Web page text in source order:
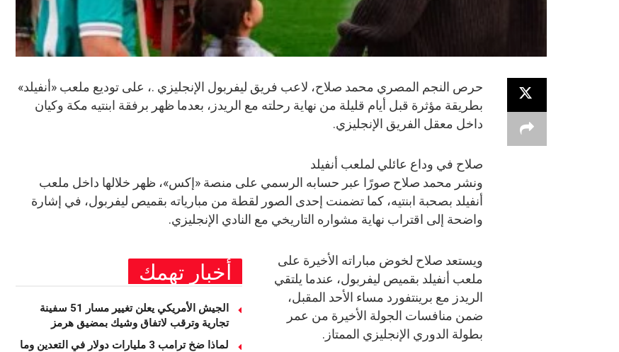
حرص النجم المصري محمد صلاح، لاعب فريق ليفربول الإنجليزي .، على توديع ملعب «أنفيلد»
بطريقة مؤثرة قبل أيام قليلة من نهاية رحلته مع الريدز، بعدما ظهر برفقة ابنتيه مكة وكيان
داخل معقل الفريق الإنجليزي.
صلاح في وداع عائلي لملعب أنفيلد
ونشر محمد صلاح صورًا عبر حسابه الرسمي على منصة «إكس»، ظهر خلالها داخل ملعب
أنفيلد بصحبة ابنتيه، كما تضمنت إحدى الصور لقطة من مبارياته بقميص ليفربول، في إشارة
واضحة إلى اقتراب نهاية مشواره التاريخي مع النادي الإنجليزي.
أخبار تهمك
الجيش الأمريكي يعلن تغيير مسار 51 سفينة
تجارية وترقب لاتفاق وشيك بمضيق هرمز
لماذا ضخ ترامب 3 مليارات دولار في التعدين وما
ويستعد صلاح لخوض مباراته الأخيرة على
ملعب أنفيلد بقميص ليفربول، عندما يلتقي
الريدز مع برينتفورد مساء الأحد المقبل،
ضمن منافسات الجولة الأخيرة من عمر
بطولة الدوري الإنجليزي الممتاز.